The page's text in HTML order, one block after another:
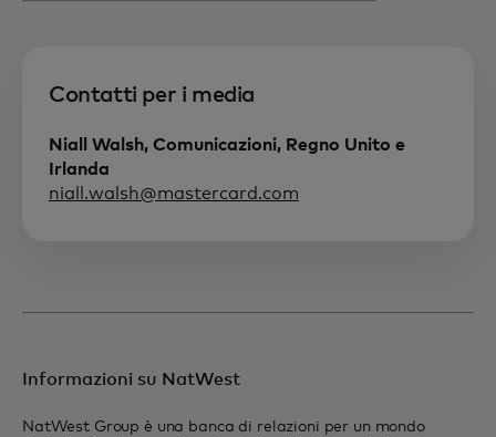
Contatti per i media
Niall Walsh, Comunicazioni, Regno Unito e
Irlanda
niall.walsh@mastercard.com
Informazioni su NatWest
NatWest Group è una banca di relazioni per un mondo